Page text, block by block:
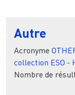
Autre
Acronyme
collection ESO -
Nombre de